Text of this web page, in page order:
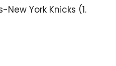
York Knicks (1.